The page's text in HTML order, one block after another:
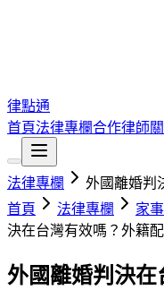
律點通
首頁法律專欄合作律師
法律專欄
外國離婚判
首頁
法律專欄 家
決在台灣有效嗎？外籍
外國離婚判決